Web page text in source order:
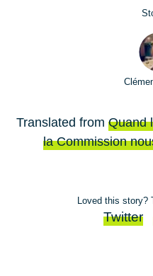
Translated from Quand
la Commission
Loved this story?
Twitter